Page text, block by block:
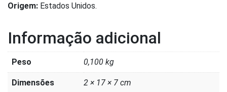
Origem: Estados Unidos.
Informação adicional
Peso 0,100 kg
Dimensões 2 × 17 × 7 cm